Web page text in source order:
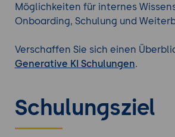
Möglichkeiten für internes
Onboarding, Schulung und
Verschaffen Sie sich einen
Generative KI Schulungen.
Schulungsziel